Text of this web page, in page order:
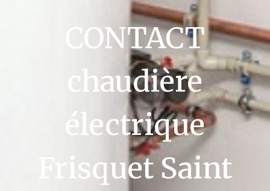
CONTACT
chaudière
électrique
Frisquet Saint